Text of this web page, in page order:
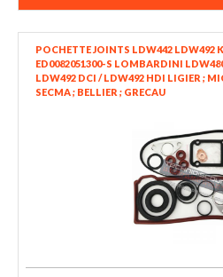
POCHETTE JOINTS LDW442 LDW492
ED0082051300-S LOMBARDINI
LDW492 DCI / LDW492 HDI LIGIER ;
SECMA ; BELLIER ; GRECAU